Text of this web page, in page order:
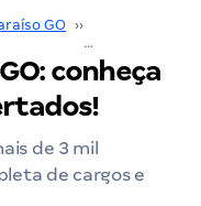
GO ››
conheça
de 3 mil
de cargos e